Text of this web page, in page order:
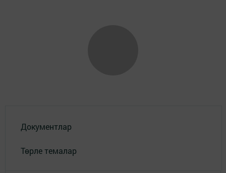
Документлар
Төрле темалар